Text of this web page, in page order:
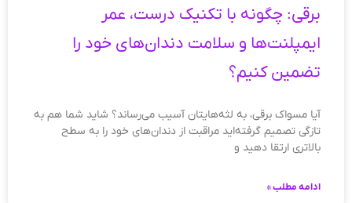
برقی: چگونه با تکنیک درست، عمر
ایمپلنت‌ها و سلامت دندان‌های خود را
تضمین کنیم؟
آیا مسواک برقی، به لثه‌هایتان آسیب می‌رساند؟ شاید شما هم به
تازگی تصمیم گرفته‌اید مراقبت از دندان‌های خود را به سطح
بالاتری ارتقا دهید و
ادامه مطلب »